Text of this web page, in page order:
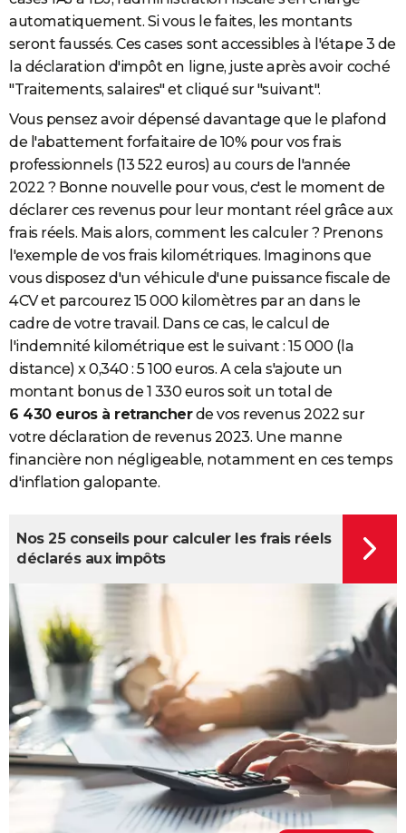
automatiquement. Si vous le faites, les montants
seront faussés. Ces cases sont accessibles à l'étape 3 de
la déclaration d'impôt en ligne, juste après avoir coché
"Traitements, salaires" et cliqué sur "suivant".
Vous pensez avoir dépensé davantage que le plafond
de l'abattement forfaitaire de 10% pour vos frais
professionnels (13 522 euros) au cours de l'année
2022 ? Bonne nouvelle pour vous, c'est le moment de
déclarer ces revenus pour leur montant réel grâce aux
frais réels. Mais alors, comment les calculer ? Prenons
l'exemple de vos frais kilométriques. Imaginons que
vous disposez d'un véhicule d'une puissance fiscale de
4CV et parcourez 15 000 kilomètres par an dans le
cadre de votre travail. Dans ce cas, le calcul de
l'indemnité kilométrique est le suivant : 15 000 (la
distance) x 0,340 : 5 100 euros. A cela s'ajoute un
montant bonus de 1 330 euros soit un total de
6 430 euros à retrancherde vos revenus 2022 sur
votre déclaration de revenus 2023. Une manne
financière non négligeable, notamment en ces temps
d'inflation galopante.
Nos 25 conseils pour calculer les frais réels
déclarés aux impôts